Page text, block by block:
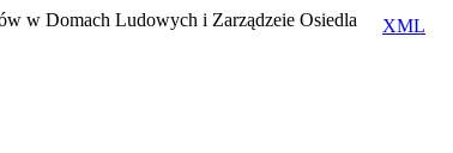
XML
w Domach Ludowych i Zarządzeie Osiedla